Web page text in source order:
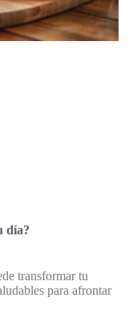
día?
transformar tu
para afrontar